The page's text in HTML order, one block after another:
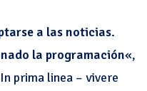
a las noticias.
la programación«,
prima linea – vivere